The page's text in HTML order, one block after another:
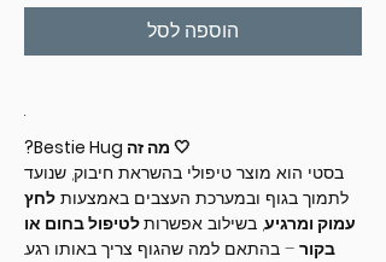
הוספה לסל
🤍 מה זה Bestie Hug?
בסטי הוא מוצר טיפולי בהשראת חיבוק, שנועד
לתמוך בגוף ובמערכת העצבים באמצעות לחץ
עמוק ומרגיע, בשילוב אפשרותלטיפול בחום או
בקור – בהתאם למה שהגוף צריך באותו רגע.